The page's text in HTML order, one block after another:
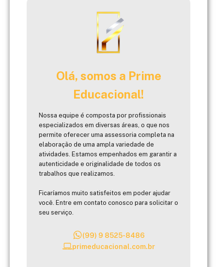
Olá, somos a Prime
Educacional!
Nossa equipe é composta por profissionais
especializados em diversas áreas, o que nos
permite oferecer uma assessoria completa na
elaboração de uma ampla variedade de
atividades. Estamos empenhados em garantir a
autenticidade e originalidade de todos os
trabalhos que realizamos.
Ficaríamos muito satisfeitos em poder ajudar
você. Entre em contato conosco para solicitar o
seu serviço.
(99) 9 8525-8486
primeducacional.com.br